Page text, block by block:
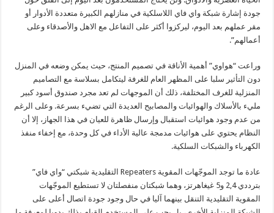
جودة إشارة شبكة واي فاي اللاسلكية في منازلهم الكبيرة متعددة الأدوار أو
مقر عملهم بعد اليوم، ليركزوا أكثر على التفاعل مع الاهل والأصدقاء وعلى
أعمالهم”.
وراعت “هواوي” أهمية الأناقة في تصميم المنتج، حيث يمكن وضعه في المنزل
دون التأثير سلبا على المظهر العام للغرفة ليتكامل بسلاسة مع التصاميم
المنزلية للغرف المختلفة، ذلك أن الموجهات لم تعد مجرد صندوق أسود كبير
مليء بالأسلاك والهوائيات والمصابيح العديدة التي تضيء بسرعة. وعلى الرغم
من عدم وجود هوائيات استقبال وإرسال ظاهرة للعيان في هذا الجهاز، إلا أن
النظام يحتوي على هوائيات مدمجة عالية الأداء في كل وحدة، مع إخفاء منفذ
الكهرباء والشبكات السلكية.
عادة ما توجد الموجّهات المقوية Repeaters التقليدية شبكتي “واي فاي”
بترددي 2,4 و5 غيغاهرتز، وهما شبكتان منفصلتان لا تستطيع الموجّهات
المقوية التقليدية التنقل بينهما آليا في حال وجود جودة اتصال أعلى على